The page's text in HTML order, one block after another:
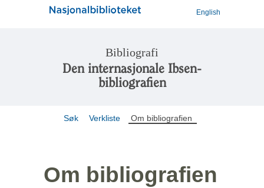
English
Bibliografi
Den internasjonale Ibsen-
bibliografien
Søk Verkliste Om bibliografien
Om bibliografien